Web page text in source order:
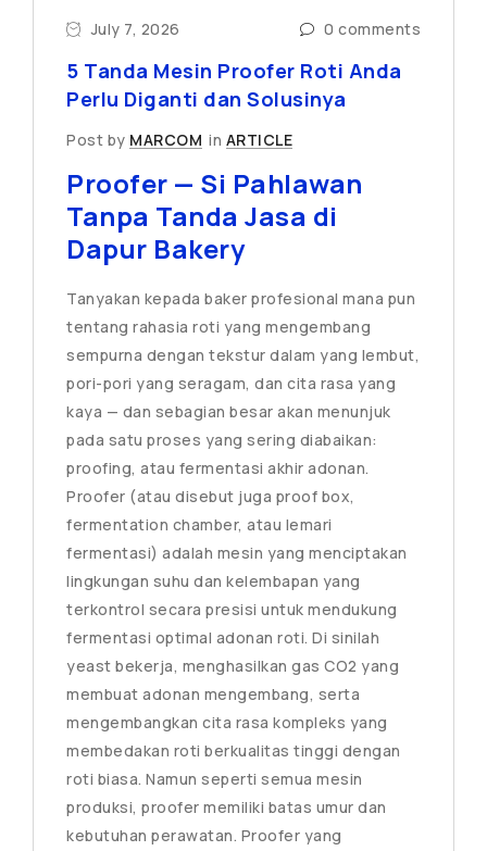
July 7, 2026 0 comments
5 Tanda Mesin Proofer Roti Anda
Perlu Diganti dan Solusinya
Post by MARCOM in ARTICLE
Proofer — Si Pahlawan
Tanpa Tanda Jasa di
Dapur Bakery
Tanyakan kepada baker profesional mana pun
tentang rahasia roti yang mengembang
sempurna dengan tekstur dalam yang lembut,
pori-pori yang seragam, dan cita rasa yang
kaya — dan sebagian besar akan menunjuk
pada satu proses yang sering diabaikan:
proofing, atau fermentasi akhir adonan.
Proofer (atau disebut juga proof box,
fermentation chamber, atau lemari
fermentasi) adalah mesin yang menciptakan
lingkungan suhu dan kelembapan yang
terkontrol secara presisi untuk mendukung
fermentasi optimal adonan roti. Di sinilah
yeast bekerja, menghasilkan gas CO2 yang
membuat adonan mengembang, serta
mengembangkan cita rasa kompleks yang
membedakan roti berkualitas tinggi dengan
roti biasa. Namun seperti semua mesin
produksi, proofer memiliki batas umur dan
kebutuhan perawatan. Proofer yang